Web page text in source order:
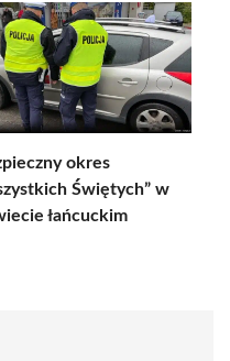
okres
Świętych” w
łańcuckim